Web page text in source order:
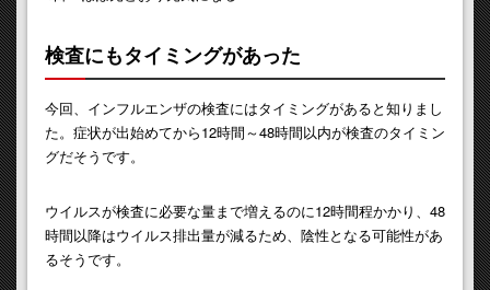
検査にもタイミングがあった
今回、インフルエンザの検査にはタイミングがあると知りまし
た。症状が出始めてから12時間～48時間以内が検査のタイミン
グだそうです。
ウイルスが検査に必要な量まで増えるのに12時間程かかり、48
時間以降はウイルス排出量が減るため、陰性となる可能性があ
るそうです。